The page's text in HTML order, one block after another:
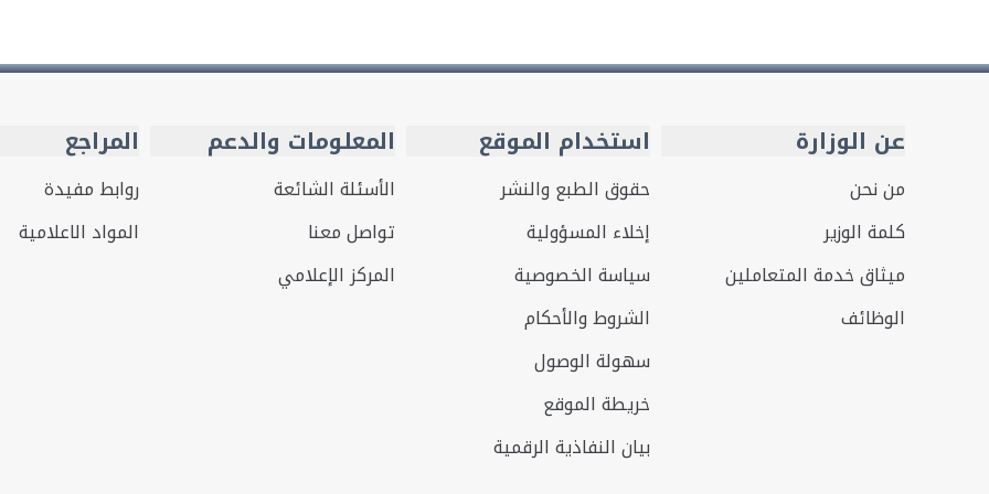
عن الوزارة
من نحن
كلمة الوزير
ميثاق خدمة المتعاملين
الوظائف
استخدام الموقع
حقوق الطبع والنشر
إخلاء المسؤولية
سياسة الخصوصية
الشروط والأحكام
سهولة الوصول
خريطة الموقع
بيان النفاذية الرقمية
المعلومات والدعم
الأسئلة الشائعة
تواصل معنا
المركز الإعلامي
المراجع
روابط مفيدة
المواد الاعلامية